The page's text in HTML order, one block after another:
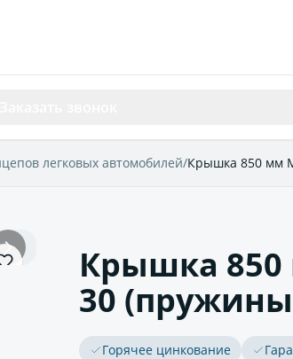
легковых автомобилей/Крышка 850 мм
Крышка 850
30
Горячее цинкование